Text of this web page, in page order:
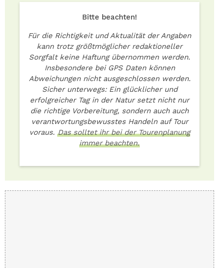
Bitte beachten!
Für die Richtigkeit und Aktualität der Angaben
kann trotz größtmöglicher redaktioneller
Sorgfalt keine Haftung übernommen werden.
Insbesondere bei GPS Daten können
Abweichungen nicht ausgeschlossen werden.
Sicher unterwegs: Ein glücklicher und
erfolgreicher Tag in der Natur setzt nicht nur
die richtige Vorbereitung, sondern auch auch
verantwortungsbewusstes Handeln auf Tour
voraus. Das solltet ihr bei der Tourenplanung
immer beachten.